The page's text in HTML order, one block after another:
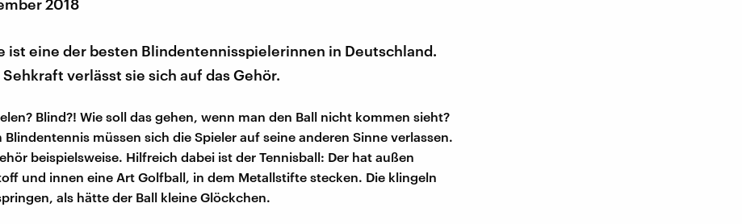
2018
ist eine der besten Blindentennisspielerinnen in Deutschland.
verlässt sie sich auf das Gehör.
Blind?! Wie soll das gehen, wenn man den Ball nicht kommen sieht?
Blindentennis müssen sich die Spieler auf seine anderen Sinne verlassen.
beispielsweise. Hilfreich dabei ist der Tennisball: Der hat außen
und innen eine Art Golfball, in dem Metallstifte stecken. Die klingeln
als hätte der Ball kleine Glöckchen.